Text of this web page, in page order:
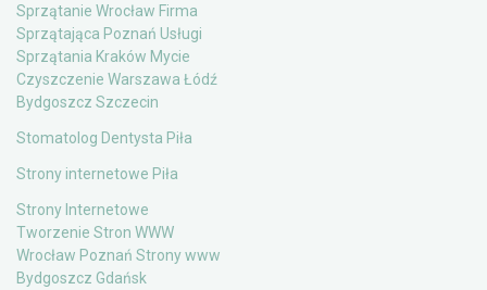
Sprzątanie Wrocław Firma
Sprzątająca Poznań Usługi
Sprzątania Kraków Mycie
Czyszczenie Warszawa Łódź
Bydgoszcz Szczecin
Stomatolog Dentysta Piła
Strony internetowe Piła
Strony Internetowe
Tworzenie Stron WWW
Wrocław Poznań Strony www
Bydgoszcz Gdańsk